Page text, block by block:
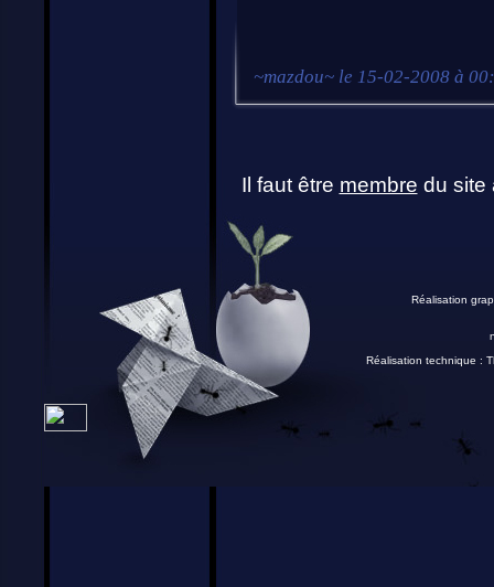
~mazdou~ le 15-02-2008 à
Il faut être membre du site
Réalisation
Réalisation technique :